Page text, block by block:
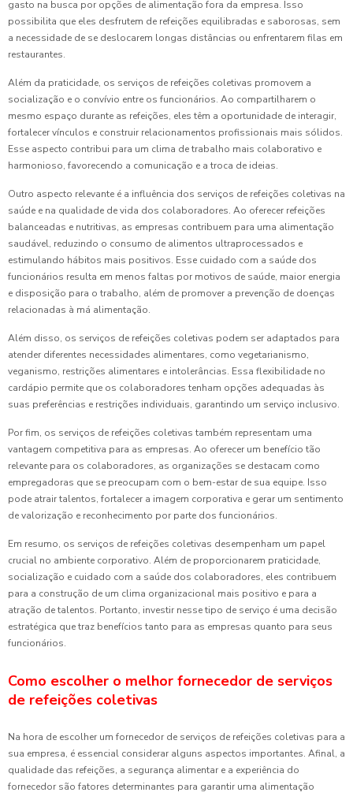
gasto na busca por opções de alimentação fora da empresa. Isso
possibilita que eles desfrutem de refeições equilibradas e saborosas, sem
a necessidade de se deslocarem longas distâncias ou enfrentarem filas em
restaurantes.
Além da praticidade, os serviços de refeições coletivas promovem a
socialização e o convívio entre os funcionários. Ao compartilharem o
mesmo espaço durante as refeições, eles têm a oportunidade de interagir,
fortalecer vínculos e construir relacionamentos profissionais mais sólidos.
Esse aspecto contribui para um clima de trabalho mais colaborativo e
harmonioso, favorecendo a comunicação e a troca de ideias.
Outro aspecto relevante é a influência dos serviços de refeições coletivas na
saúde e na qualidade de vida dos colaboradores. Ao oferecer refeições
balanceadas e nutritivas, as empresas contribuem para uma alimentação
saudável, reduzindo o consumo de alimentos ultraprocessados e
estimulando hábitos mais positivos. Esse cuidado com a saúde dos
funcionários resulta em menos faltas por motivos de saúde, maior energia
e disposição para o trabalho, além de promover a prevenção de doenças
relacionadas à má alimentação.
Além disso, os serviços de refeições coletivas podem ser adaptados para
atender diferentes necessidades alimentares, como vegetarianismo,
veganismo, restrições alimentares e intolerâncias. Essa flexibilidade no
cardápio permite que os colaboradores tenham opções adequadas às
suas preferências e restrições individuais, garantindo um serviço inclusivo.
Por fim, os serviços de refeições coletivas também representam uma
vantagem competitiva para as empresas. Ao oferecer um benefício tão
relevante para os colaboradores, as organizações se destacam como
empregadoras que se preocupam com o bem-estar de sua equipe. Isso
pode atrair talentos, fortalecer a imagem corporativa e gerar um sentimento
de valorização e reconhecimento por parte dos funcionários.
Em resumo, os serviços de refeições coletivas desempenham um papel
crucial no ambiente corporativo. Além de proporcionarem praticidade,
socialização e cuidado com a saúde dos colaboradores, eles contribuem
para a construção de um clima organizacional mais positivo e para a
atração de talentos. Portanto, investir nesse tipo de serviço é uma decisão
estratégica que traz benefícios tanto para as empresas quanto para seus
funcionários.
Como escolher o melhor fornecedor de serviços
de refeições coletivas
Na hora de escolher um fornecedor de serviços de refeições coletivas para a
sua empresa, é essencial considerar alguns aspectos importantes. Afinal, a
qualidade das refeições, a segurança alimentar e a experiência do
fornecedor são fatores determinantes para garantir uma alimentação